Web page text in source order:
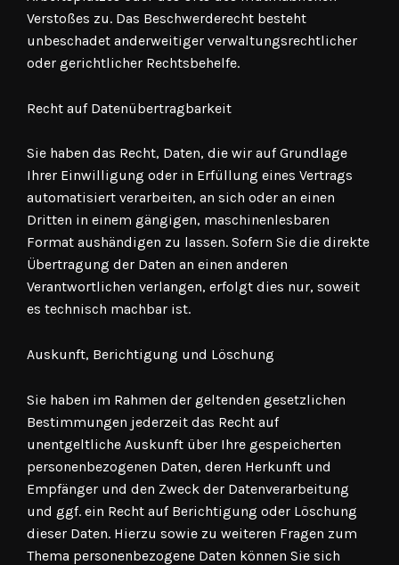
Verstoßes zu. Das Beschwerderecht besteht
unbeschadet anderweitiger verwaltungsrechtlicher
oder gerichtlicher Rechtsbehelfe.
Recht auf Daten­übertrag­barkeit
Sie haben das Recht, Daten, die wir auf Grundlage
Ihrer Einwilligung oder in Erfüllung eines Vertrags
automatisiert verarbeiten, an sich oder an einen
Dritten in einem gängigen, maschinenlesbaren
Format aushändigen zu lassen. Sofern Sie die direkte
Übertragung der Daten an einen anderen
Verantwortlichen verlangen, erfolgt dies nur, soweit
es technisch machbar ist.
Auskunft, Berichtigung und Löschung
Sie haben im Rahmen der geltenden gesetzlichen
Bestimmungen jederzeit das Recht auf
unentgeltliche Auskunft über Ihre gespeicherten
personenbezogenen Daten, deren Herkunft und
Empfänger und den Zweck der Datenverarbeitung
und ggf. ein Recht auf Berichtigung oder Löschung
dieser Daten. Hierzu sowie zu weiteren Fragen zum
Thema personenbezogene Daten können Sie sich